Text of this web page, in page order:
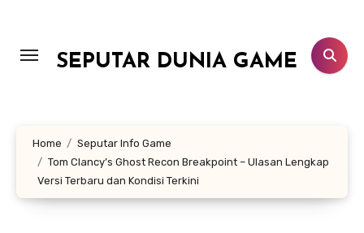
konten
SEPUTAR DUNIA GAME
Home
Seputar Info Game
Tom Clancy’s Ghost Recon Breakpoint – Ulasan Lengkap
Versi Terbaru dan Kondisi Terkini